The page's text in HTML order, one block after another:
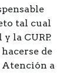
tal cual
la CURP.
hacerse de
Atención a